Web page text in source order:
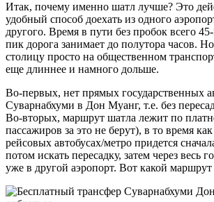
Итак, почему именно шатл лучше? Это
удобный способ доехать из одного
другого. Время в пути без пробок всего
пик дорога занимает до полутора часов. Но
столицу просто на общественном
еще длиннее и намного дольше.
Во-первых, нет прямых государственных
Суварнабхуми в Дон Муанг, т.е. без
Во-вторых, маршрут шатла лежит по
пассажиров за это не берут), в то время
рейсовых автобусах/метро придется
потом искать пересадку, затем через весь
уже в другой аэропорт. Вот какой